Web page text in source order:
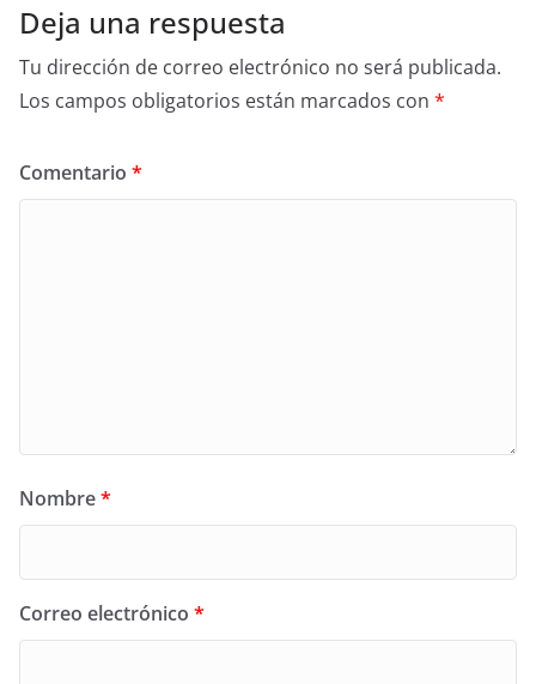
Deja una respuesta
Tu dirección de correo electrónico no será publicada.
Los campos obligatorios están marcados con *
Comentario *
Nombre*
Correo electrónico *